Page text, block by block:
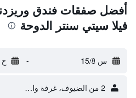
أفضل صفقات فندق
فيلا سيتي سنتر الدوحة
س 15/8 - ح 16/8
2 من الضيوف، غرفة واحدة